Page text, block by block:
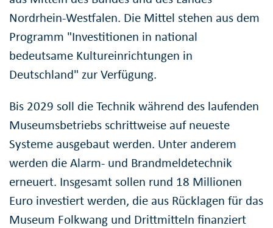
Nordrhein-Westfalen. Die Mittel stehen aus dem
Programm "Investitionen in national
bedeutsame Kultureinrichtungen in
Deutschland" zur Verfügung.
Bis 2029 soll die Technik während des laufenden
Museumsbetriebs schrittweise auf neueste
Systeme ausgebaut werden. Unter anderem
werden die Alarm- und Brandmeldetechnik
erneuert. Insgesamt sollen rund 18 Millionen
Euro investiert werden, die aus Rücklagen für das
Museum Folkwang und Drittmitteln finanziert